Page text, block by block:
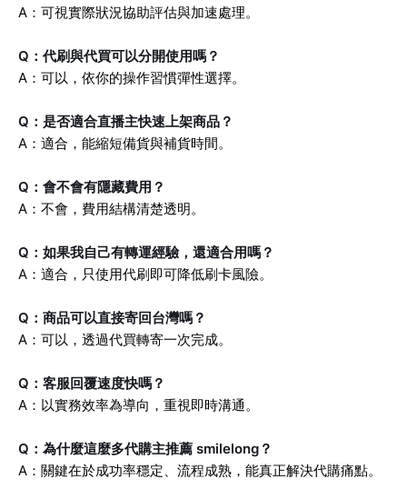
A：可視實際狀況協助評估與加速處理。
Q：代刷與代買可以分開使用嗎？
A：可以，依你的操作習慣彈性選擇。
Q：是否適合直播主快速上架商品？
A：適合，能縮短備貨與補貨時間。
Q：會不會有隱藏費用？
A：不會，費用結構清楚透明。
Q：如果我自己有轉運經驗，還適合用嗎？
A：適合，只使用代刷即可降低刷卡風險。
Q：商品可以直接寄回台灣嗎？
A：可以，透過代買轉寄一次完成。
Q：客服回覆速度快嗎？
A：以實務效率為導向，重視即時溝通。
Q：為什麼這麼多代購主推薦 smilelong？
A：關鍵在於成功率穩定、流程成熟，能真正解決代購痛點。